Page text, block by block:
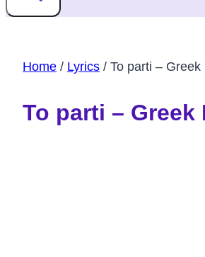
Home / Lyrics / To parti – Greek
To parti – Greek